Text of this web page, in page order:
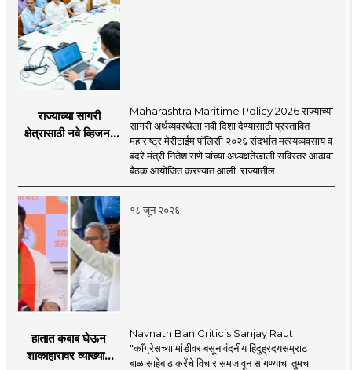
राज्याच्या सागरी
क्षेत्रासाठी नवे व्हिजन;
प्रस्ताव
Maharashtra Maritime Policy 2026 राज्याच्या
सागरी अर्थव्यवस्थेला नवी दिशा देण्यासाठी प्रस्तावित
महाराष्ट्र मेरीटाईम पॉलिसी २०२६ संदर्भात मत्स्यव्यवसाय व
बंदरे मंत्री नितेश राणे यांच्या अध्यक्षतेखाली सविस्तर आढावा
बैठक आयोजित करण्यात आली. राज्यातील ..
१८ जून २०२६
हातात कबाब घेऊन
शाकाहारावर व्याख्यान
Navnath Ban Criticis Sanjay Raut
"काँग्रेसच्या मांडीवर बसून वंदनीय हिंदुह्रदयसम्राट
बाळासाहेब ठाकरेंचे विचार समजावून सांगण्याचा तुमचा